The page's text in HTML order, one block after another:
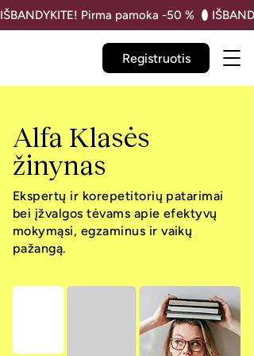
Registruotis
IŠBANDYKITE! Pirma pamoka -50 %
Alfa Klasės
žinynas
Ekspertų ir korepetitorių patarimai
bei įžvalgos tėvams apie efektyvų
mokymąsi, egzaminus ir vaikų
pažangą.